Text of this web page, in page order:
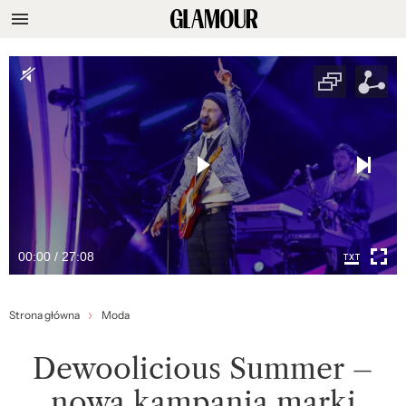
00:00 / 27:08
Strona główna Moda
Dewoolicious Summer –